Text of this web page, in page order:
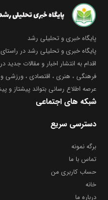
پایگاه خبری و تحلیلی رشد
پایگاه خبری و تحلیلی رشد در راستای
اقدام به انتشار اخبار و مقالات
فرهنگی ، هنری ، اقتصادی ، ورزشی
عرصه اطلاع رسانی بتواند پیشتاز و
شبکه های اجتماعی
دسترسی سریع
برگه نمونه
تماس با ما
حساب کاربری من
خانه
درباره ما